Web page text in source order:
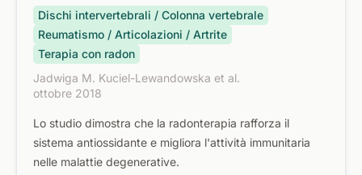
Dischi intervertebrali / Colonna vertebrale
Reumatismo / Articolazioni / Artrite
Terapia con radon
Jadwiga M. Kuciel-Lewandowska et al.
ottobre 2018
Lo studio dimostra che la radonterapia rafforza il
sistema antiossidante e migliora l'attività immunitaria
nelle malattie degenerative.